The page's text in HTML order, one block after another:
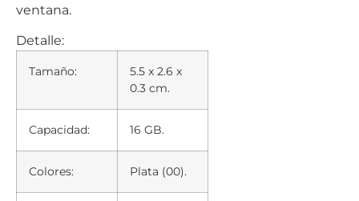
ventana.
Detalle:
Tamaño:
5.5 x 2.6 x
0.3 cm.
Capacidad: 16 GB.
Colores: Plata (00).